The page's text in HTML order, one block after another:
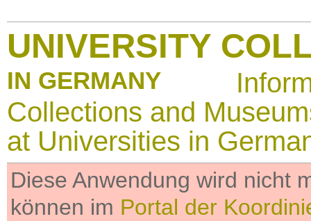
UNIVERSITY
IN GERMANY
Collections and
at Universities in
Diese Anwendung wird nicht
können im Portal der